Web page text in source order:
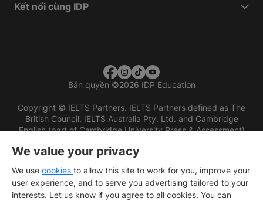
Kết nối cùng IDP
Bản quyền ©2026 IDP Education
Copyright © IELTS Partners. IELTS Partners defined as The
British Council, IELTS Australia Pty. Ltd. and Cambridge
English (part of Cambridge University Press & Assessment)
Các nhà đầu tư
Điều khoản sử dụng
We value your privacy
We use cookies to allow this site to work for you, improve your
user experience, and to serve you advertising tailored to your
interests. Let us know if you agree to all cookies. You can